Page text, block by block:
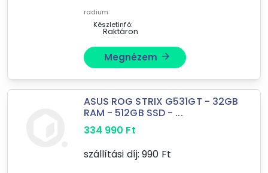
radium
Készletinfó:
Raktáron
Megnézem arrow_forward
ASUS ROG STRIX G531GT - 32GB
RAM - 512GB SSD - ...
334 990 Ft
szállítási díj: 990 Ft